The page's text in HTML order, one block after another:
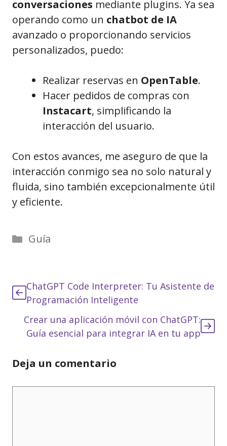
conversaciones mediante plugins. Ya sea
operando como un chatbot de IA
avanzado o proporcionando servicios
personalizados, puedo:
Realizar reservas en OpenTable.
Hacer pedidos de compras con
Instacart, simplificando la
interacción del usuario.
Con estos avances, me aseguro de que la
interacción conmigo sea no solo natural y
fluida, sino también excepcionalmente útil
y eficiente.
Categorías
Guía
ChatGPT Code Interpreter: Tu Asistente de
Programación Inteligente
Crear una aplicación móvil con ChatGPT:
Guía esencial para integrar IA en tu app
Deja un comentario